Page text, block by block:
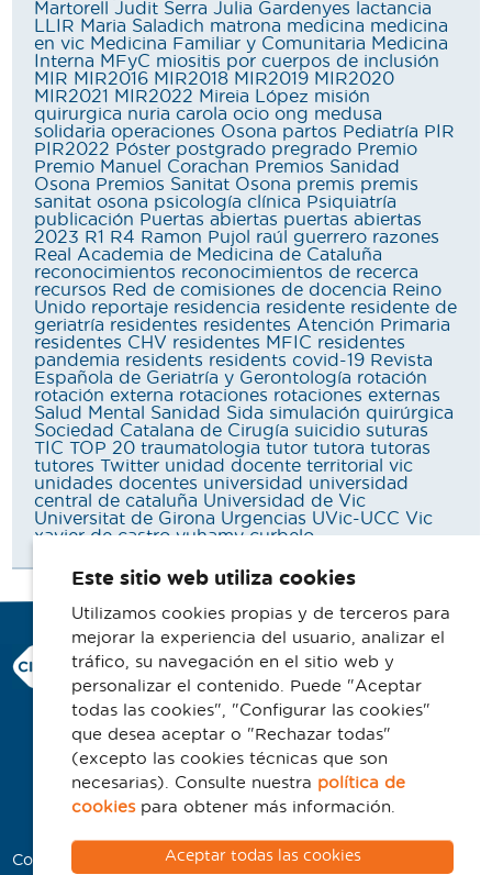
Martorell Judit Serra Julia Gardenyes lactancia
LLIR Maria Saladich matrona medicina medicina
en vic Medicina Familiar y Comunitaria Medicina
Interna MFyC miositis por cuerpos de inclusión
MIR MIR2016 MIR2018 MIR2019 MIR2020
MIR2021 MIR2022 Mireia López misión
quirurgica nuria carola ocio ong medusa
solidaria operaciones Osona partos Pediatría PIR
PIR2022 Póster postgrado pregrado Premio
Premio Manuel Corachan Premios Sanidad
Osona Premios Sanitat Osona premis premis
sanitat osona psicología clínica Psiquiatría
publicación Puertas abiertas puertas abiertas
2023 R1 R4 Ramon Pujol raúl guerrero razones
Real Academia de Medicina de Cataluña
reconocimientos reconocimientos de recerca
recursos Red de comisiones de docencia Reino
Unido reportaje residencia residente residente de
geriatría residentes residentes Atención Primaria
residentes CHV residentes MFIC residentes
pandemia residents residents covid-19 Revista
Española de Geriatría y Gerontología rotación
rotación externa rotaciones rotaciones externas
Salud Mental Sanidad Sida simulación quirúrgica
Sociedad Catalana de Cirugía suicidio suturas
TIC TOP 20 traumatologia tutor tutora tutoras
tutores Twitter unidad docente territorial vic
unidades docentes universidad universidad
central de cataluña Universidad de Vic
Universitat de Girona Urgencias UVic-UCC Vic
xavier de castro yuhamy curbelo
Consorci Hospitalari de Vic
Carrer Francesc Pla 'El Vigatà', 1
08500 Vic
Telefono 93 702 77 16
Contacto
Aviso legal
Política de cookies
Colaboradores
Este sitio web utiliza cookies
Utilizamos cookies propias y de terceros para
mejorar la experiencia del usuario, analizar el
tráfico, su navegación en el sitio web y
personalizar el contenido. Puede "Aceptar
todas las cookies", "Configurar las cookies"
que desea aceptar o "Rechazar todas"
(excepto las cookies técnicas que son
necesarias). Consulte nuestra política de
cookiespara obtener más información.
Aceptar todas las cookies